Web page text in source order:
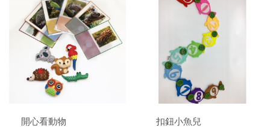
開心看動物
扣鈕小魚兒